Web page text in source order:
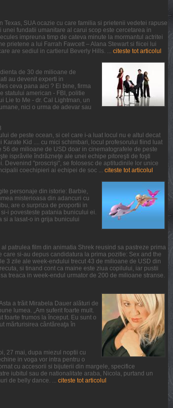
SUA ocazie cu care familia si prietenii vedetei rapuse
fundatii umanitare al carui scop este cercetarea in
impreuna timp de cateva minute la mormantul actritei
prietene a lui Farrah Fawcett – Alana Stewart si fiicei lui
are sediul in cartierul Beverly Hills. ... citeste tot articolul
de 30 de milioane de
au devenit experti in
ceva pana aici ? Ei bine, firma
statului american - FBI, politie
Lie to Me - dr. Cal Lightman, un
nici o urma de adevar sau
de peste ocean, si cel care i-a luat locul nu e altul decat
Kid .... cu mici schimbari, locul profesorului fiind luat
de milioane de USD doar in cinematografele de peste
isprăvile îndrăzneţe ale unei echipe pitoreşti de foşti
Devenind "proscrişi", se folosesc de aptitudinile lor unice
coechipieri ai echipei de soc ... citeste tot articolul
personaje din istorie: Barbie,
misterioasa din adancuri cu
are o surpriza de proportii in
i povesteste patania bunicului ei.
si a lasat-o in grija bunicului
patrulea film din animatia Shrek reusind sa pastreze prima
si-au depus candidatura la prima pozitie: Sex and the
3 zile ale week-endului trecut 43 de milioane de USD din
si tinand cont ca maine este ziua copilului, iar pustii
treaca in week-endul urmator de 200 de milioane stranse.
a trăit Mirabela Dauer alături de
lumea. „Am suferit foarte mult.
foarte frumos la început. Eu sunt o
mărturisirea cântăreaţa în
27 mai, dupa miezul noptii cu
in voga vor intra pentru o
cu accesorii si bijuterii din margele, specifice
iubitul sau de nationalitate araba, Nicola, purtand un
de belly dance. ... citeste tot articolul